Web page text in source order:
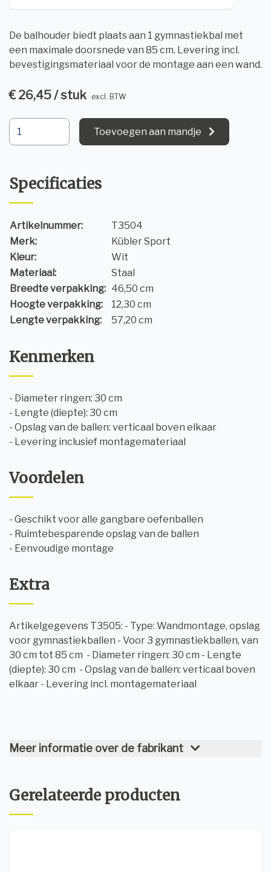
De balhouder biedt plaats aan 1 gymnastiekbal met
een maximale doorsnede van 85 cm. Levering incl.
bevestigingsmateriaal voor de montage aan een wand.
€ 26,45 / stuk excl. BTW
Toevoegen aan mandje
Specificaties
Artikelnummer:
T3504
Merk:
Kübler Sport
Kleur:
Wit
Materiaal:
Staal
Breedte verpakking: 46,50 cm
Hoogte verpakking:
12,30 cm
Lengte verpakking:
57,20 cm
Kenmerken
- Diameter ringen: 30 cm
- Lengte (diepte): 30 cm
- Opslag van de ballen: verticaal boven elkaar
- Levering inclusief montagemateriaal
Voordelen
- Geschikt voor alle gangbare oefenballen
- Ruimtebesparende opslag van de ballen
- Eenvoudige montage
Extra
Artikelgegevens T3505: - Type: Wandmontage, opslag
voor gymnastiekballen - Voor 3 gymnastiekballen, van
30 cm tot 85 cm - Diameter ringen: 30 cm - Lengte
(diepte): 30 cm - Opslag van de ballen: verticaal boven
elkaar - Levering incl. montagemateriaal
Meer informatie over de fabrikant
Gerelateerde producten